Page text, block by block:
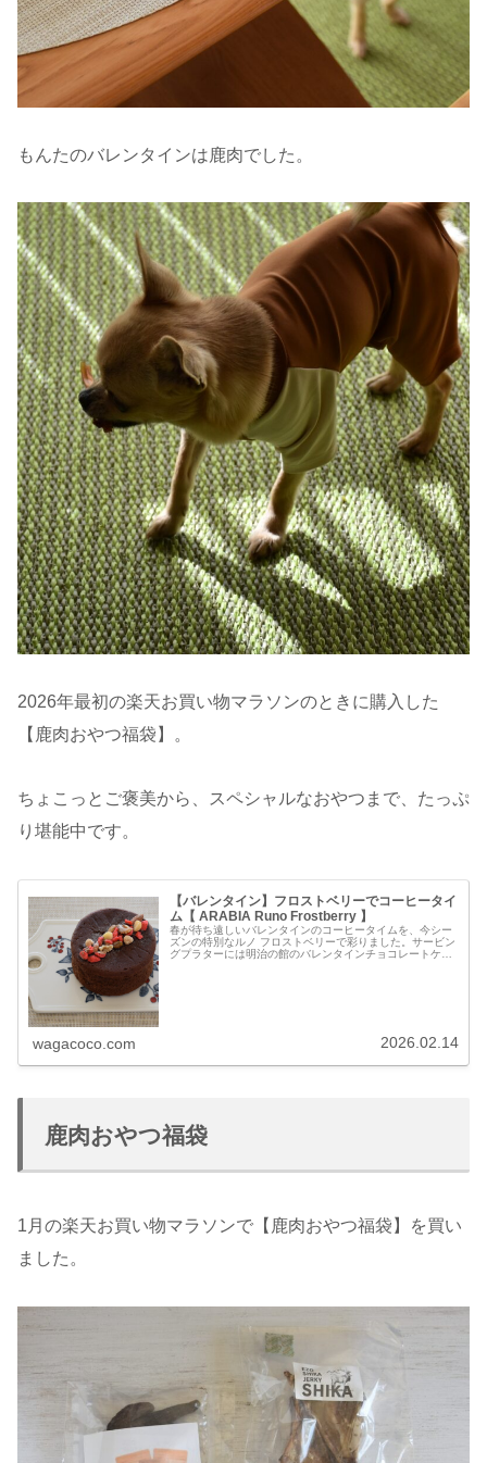
もんたのバレンタインは鹿肉でした。
2026年最初の楽天お買い物マラソンのときに購入した
【鹿肉おやつ福袋】。
ちょこっとご褒美から、スペシャルなおやつまで、たっぷ
り堪能中です。
【バレンタイン】フロストベリーでコーヒータイ
ム【 ARABIA Runo Frostberry 】
春が待ち遠しいバレンタインのコーヒータイムを、今シー
ズンの特別なルノ フロストベリーで彩りました。サービン
グプラターには明治の館のバレンタインチョコレートケー
wagacoco.com 2026.02.14
鹿肉おやつ福袋
1月の楽天お買い物マラソンで【鹿肉おやつ福袋】を買い
ました。